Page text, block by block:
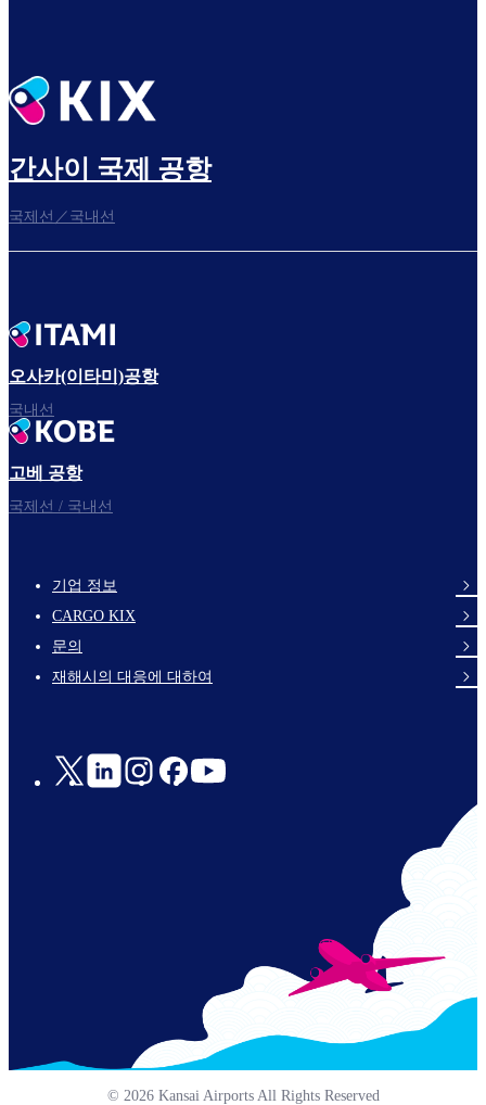
간사이 국제 공항
국제선／국내선
오사카(이타미)공항
국내선
고베 공항
국제선 / 국내선
footer-
links-
en-
기업 정보
CARGO KIX
문의
재해시의 대응에 대하여
Social
© 2026 Kansai Airports All Rights Reserved